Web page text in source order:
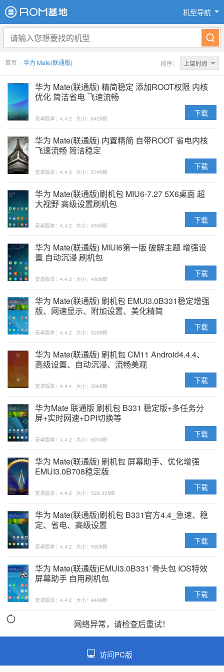
机型导航
首页 > 华为 Mate(联通版) 排序： 上架时间
华为 Mate(联通版) 精简稳定 添加ROOT权限 内核
优化 简洁省电 飞速流畅
安卓版本：4.4.2 大小：642MB
下载
华为 Mate(联通版) 内置精简 自带ROOT 省电内核
飞速流畅 简洁稳定
安卓版本：4.4.2 大小：574MB
下载
华为 Mate(联通版)刷机包 MIU6-7.27 5X6桌面 超
大视野 高级设置刷机包
安卓版本：4.4.2 大小：453MB
下载
华为 Mate(联通版) MIUI6第一版 破解主题 增强设
置 自动沉浸 刷机包
安卓版本：4.4.2 大小：492MB
下载
华为 Mate(联通版) 刷机包 EMUI3.0B331稳定增强
版、网速显示、附加设置、美化精简
安卓版本：4.4.2 大小：523MB
下载
华为 Mate(联通版) 刷机包 CM11 Android4.4.4、
高级设置、自动沉浸、流畅美观
安卓版本：4.4.4 大小：306MB
下载
华为Mate 联通版 刷机包 B331 稳定版+多任务分
屏+实时网速+DPI切换等
安卓版本：4.4.2 大小：691MB
下载
华为 Mate(联通版) 刷机包 屏幕助手、优化增强
EMUI3.0B708稳定版
安卓版本：4.4.2 大小：529.32MB
下载
华为 Mate(联通版)刷机包 B331官方4.4_急速、稳
定、省电、高级设置
安卓版本：4.4.2 大小：592MB
下载
华为 Mate(联通版)EMUI3.0B331`骨头包 IOS特效
屏幕助手 自用刷机包
安卓版本：4.4.2 大小：449MB
下载
网络异常，请检查后重试！
访问PC版